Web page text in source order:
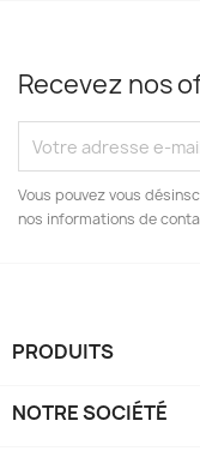
Recevez nos
Vous pouvez vous
nos informations de
PRODUITS
NOTRE SOCIÉTÉ